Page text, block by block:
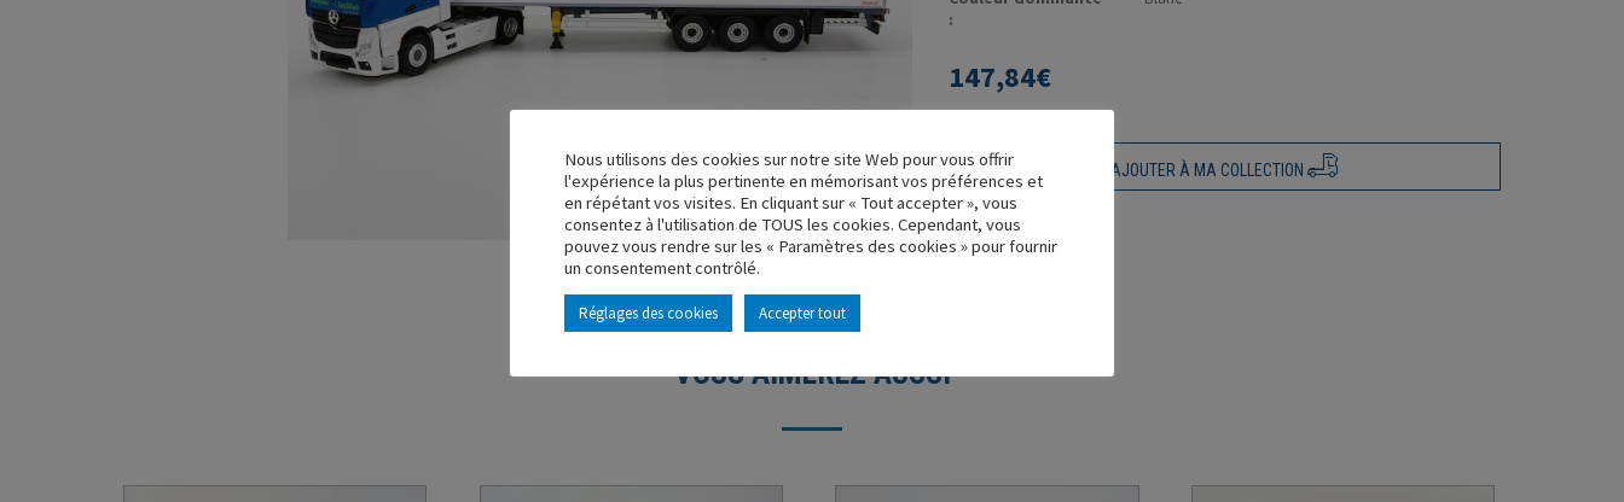
:
147,84€
AJOUTER À MA COLLECTION
VOUS AIMEREZ AUSSI
Nous utilisons des cookies sur notre site Web pour vous offrir
l'expérience la plus pertinente en mémorisant vos préférences et
en répétant vos visites. En cliquant sur « Tout accepter », vous
consentez à l'utilisation de TOUS les cookies. Cependant, vous
pouvez vous rendre sur les « Paramètres des cookies » pour fournir
un consentement contrôlé.
Réglages des cookies Accepter tout